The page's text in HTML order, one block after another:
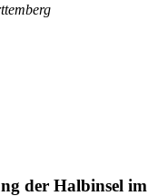
der Halbinsel im